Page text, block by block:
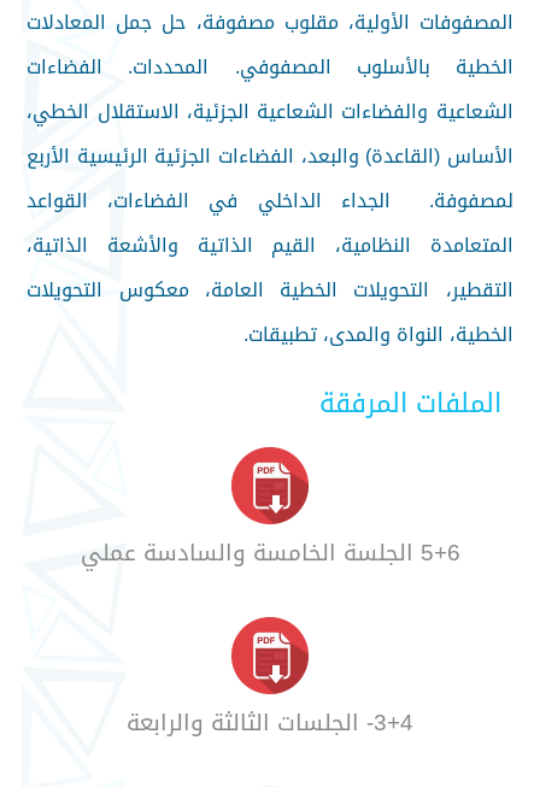
المصفوفات الأولية، مقلوب مصفوفة، حل جمل المعادلات
الخطية بالأسلوب المصفوفي. المحددات. الفضاءات
الشعاعية والفضاءات الشعاعية الجزئية، الاستقلال الخطي،
الأساس (القاعدة) والبعد، الفضاءات الجزئية الرئيسية الأربع
لمصفوفة. الجداء الداخلي في الفضاءات، القواعد
المتعامدة النظامية، القيم الذاتية والأشعة الذاتية،
التقطير، التحويلات الخطية العامة، معكوس التحويلات
الخطية، النواة والمدى، تطبيقات.
الملفات المرفقة
5+6 الجلسة الخامسة والسادسة عملي
3+4- الجلسات الثالثة والرابعة